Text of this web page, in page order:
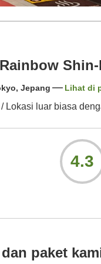
Jepang Lihat di
Lokasi luar biasa
4.3
paket